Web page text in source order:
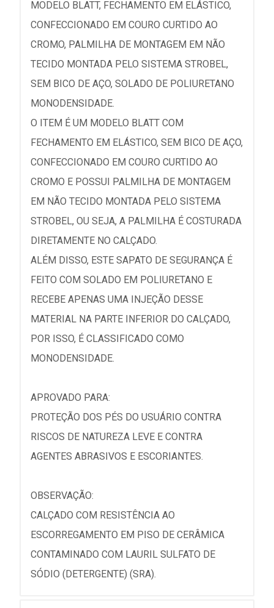
MODELO BLATT, FECHAMENTO EM ELÁSTICO,
CONFECCIONADO EM COURO CURTIDO AO
CROMO, PALMILHA DE MONTAGEM EM NÃO
TECIDO MONTADA PELO SISTEMA STROBEL,
SEM BICO DE AÇO, SOLADO DE POLIURETANO
MONODENSIDADE.
O ITEM É UM MODELO BLATT COM
FECHAMENTO EM ELÁSTICO, SEM BICO DE AÇO,
CONFECCIONADO EM COURO CURTIDO AO
CROMO E POSSUI PALMILHA DE MONTAGEM
EM NÃO TECIDO MONTADA PELO SISTEMA
STROBEL, OU SEJA, A PALMILHA É COSTURADA
DIRETAMENTE NO CALÇADO.
ALÉM DISSO, ESTE SAPATO DE SEGURANÇA É
FEITO COM SOLADO EM POLIURETANO E
RECEBE APENAS UMA INJEÇÃO DESSE
MATERIAL NA PARTE INFERIOR DO CALÇADO,
POR ISSO, É CLASSIFICADO COMO
MONODENSIDADE.
APROVADO PARA:
PROTEÇÃO DOS PÉS DO USUÁRIO CONTRA
RISCOS DE NATUREZA LEVE E CONTRA
AGENTES ABRASIVOS E ESCORIANTES.
OBSERVAÇÃO:
CALÇADO COM RESISTÊNCIA AO
ESCORREGAMENTO EM PISO DE CERÂMICA
CONTAMINADO COM LAURIL SULFATO DE
SÓDIO (DETERGENTE) (SRA).